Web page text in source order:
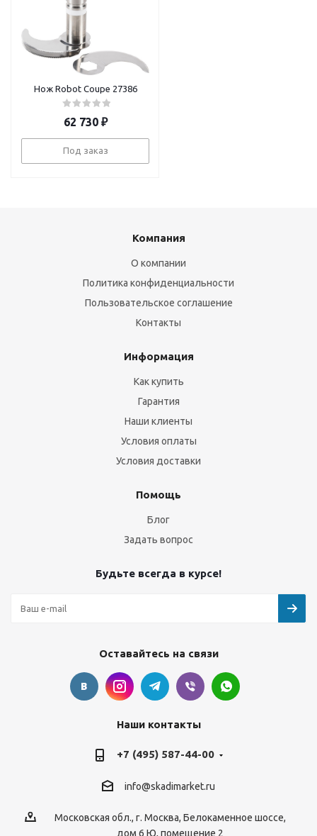
Нож Robot Coupe 27386
62 730₽
Под заказ
Компания
О компании
Политика конфиденциальности
Пользовательское соглашение
Контакты
Информация
Как купить
Гарантия
Наши клиенты
Условия оплаты
Условия доставки
Помощь
Блог
Задать вопрос
Будьте всегда в курсе!
Оставайтесь на связи
Наши контакты
+7 (495) 587-44-00
info@skadimarket.ru
Московская обл., г. Москва, Белокаменное шоссе,
дом 6 Ю, помещение 2